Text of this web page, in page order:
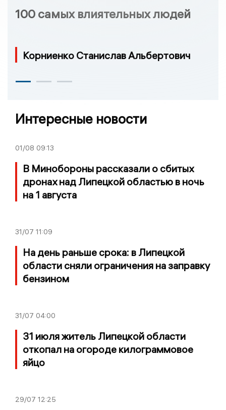
100 самых влиятельных людей
Корниенко Станислав Альбертович
Интересные новости
01/08 09:13
В Минобороны рассказали о сбитых
дронах над Липецкой областью в ночь
на 1 августа
31/07 11:09
На день раньше срока: в Липецкой
области сняли ограничения на заправку
бензином
31/07 04:00
31 июля житель Липецкой области
откопал на огороде килограммовое
яйцо
29/07 12:25